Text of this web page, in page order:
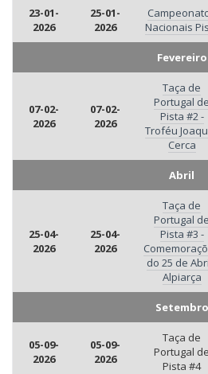
23-01-
2026
25-01-
2026
Nacionais
Fevereiro
07-02-
2026
07-02-
2026
Taça de
Portugal de
Pista #2 -
Troféu
Cerca
Abril
25-04-
2026
25-04-
2026
Taça de
Portugal de
Pista #3 -
do 25 de
Alpiarça
Setembro
05-09-
2026
05-09-
2026
Taça de
Portugal de
Pista #4